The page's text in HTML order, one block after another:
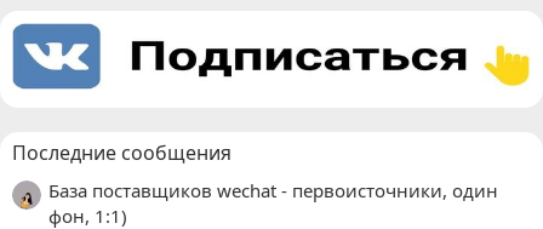
Последние сообщения
База поставщиков wechat - первоисточники, один
фон, 1:1)